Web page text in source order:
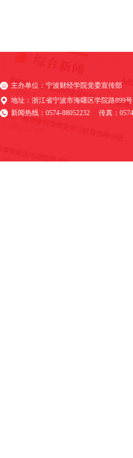
主办单位：宁波财经学院党委宣传部
地址：浙江省宁波市海曙区学院路899
新闻热线：0574-88052232 传真：